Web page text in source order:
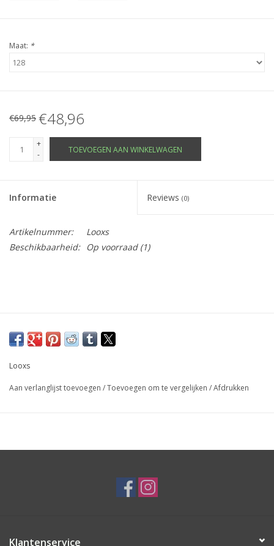
Maat: *
€69,95 €48,96
+
-
TOEVOEGEN AAN WINKELWAGEN
Informatie Reviews (0)
Artikelnummer:
Looxs
Beschikbaarheid:
Op voorraad(1)
Looxs
Aan verlanglijst toevoegen /Toevoegen om te vergelijken /Afdrukken
Klantenservice